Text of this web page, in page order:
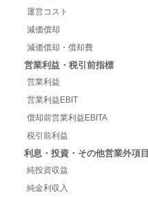
運営コスト
減価償却
減価償却・償却費
営業利益・税引前指標
営業利益
営業利益EBIT
償却前営業利益EBITA
税引前利益
利息・投資・その他営業外項目
純投資収益
純金利収入